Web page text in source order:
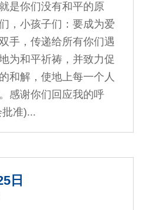
是你们没有和平的原
，小孩子们：要成为爱
手，传递给所有你们遇
为和平祈祷，并致力促
和解，使地上每一个人
感谢你们回应我的呼
准)...
日